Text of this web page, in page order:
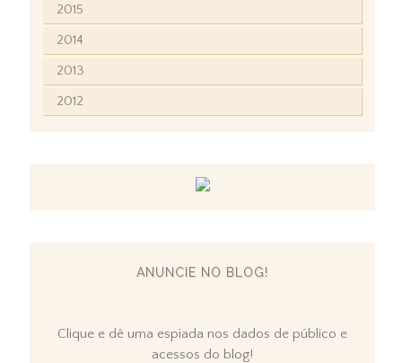
2015
2014
2013
2012
ANUNCIE NO BLOG!
Clique e dê uma espiada nos dados de público e
acessos do blog!